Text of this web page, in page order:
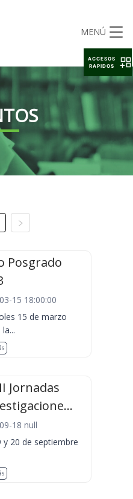
MENÚ
Posgrado
15 18:00:00
15 de marzo
Jornadas
18 null
y 20 de septiembre
ACCESOS
RAPIDOS